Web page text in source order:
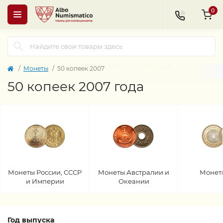
0
Монеты 50 копеек 2007
50 копеек 2007 года
Монеты России, СССР
и Империи
Монеты Австралии и
Океании
Год выпуска